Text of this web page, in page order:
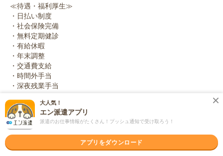
≪待遇・福利厚生≫
・日払い制度
・社会保険完備
・無料定期健診
・有給休暇
・年末調整
・交通費支給
・時間外手当
・深夜残業手当
友人紹介キャンペーン実施中！
ご友人のご紹介で3万円ずつプレゼント！※規定有※
職種未経験OK / ブランクOK / 英語力不要
大人気！
エン派遣アプリ
派遣のお仕事情報がたくさん！プッシュ通知で受け取ろう！
アプリをダウンロード